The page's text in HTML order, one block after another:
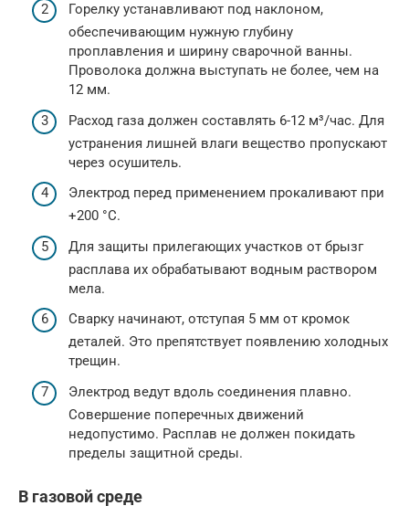
Горелку устанавливают под наклоном,
обеспечивающим нужную глубину
проплавления и ширину сварочной ванны.
Проволока должна выступать не более, чем на
12 мм.
Расход газа должен составлять 6-12 м³/час. Для
устранения лишней влаги вещество пропускают
через осушитель.
Электрод перед применением прокаливают при
+200 °С.
Для защиты прилегающих участков от брызг
расплава их обрабатывают водным раствором
мела.
Сварку начинают, отступая 5 мм от кромок
деталей. Это препятствует появлению холодных
трещин.
Электрод ведут вдоль соединения плавно.
Совершение поперечных движений
недопустимо. Расплав не должен покидать
пределы защитной среды.
В газовой среде